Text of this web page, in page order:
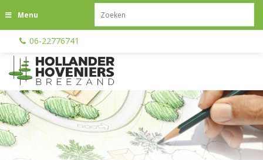
n
o
n
t
e
n
Menu
06-22776741